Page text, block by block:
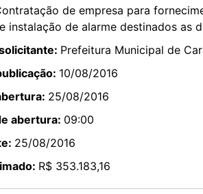
de empresa para
instalação de alarme destinados as
Prefeitura Municipal de
10/08/2016
25/08/2016
abertura: 09:00
25/08/2016
R$ 353.183,16